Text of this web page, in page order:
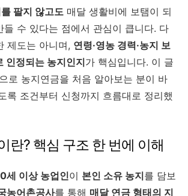
팔지 않고도 매달 생활비에 보탬이 되
들 수 있다는 점에서 관심이 큽니다. 다
제도는 아니며, 연령·영농 경력·농지 보
인정되는 농지인지가 핵심입니다. 이 글
로 농지연금을 처음 알아보는 분이 바
록 조건부터 신청까지 흐름대로 정리했
란? 핵심 구조 한 번에 이해
세 이상 농업인이 본인 소유 농지를 담보
농어촌공사를 통해 매달 연금 형태의 지